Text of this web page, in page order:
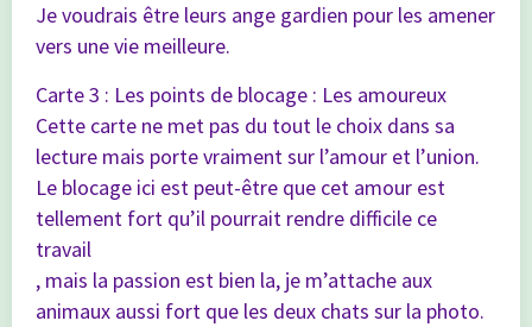
Je voudrais être leurs ange gardien pour les amener
vers une vie meilleure.
Carte 3 : Les points de blocage : Les amoureux
Cette carte ne met pas du tout le choix dans sa
lecture mais porte vraiment sur l’amour et l’union.
Le blocage ici est peut-être que cet amour est
tellement fort qu’il pourrait rendre difficile ce
travail
, mais la passion est bien la, je m’attache aux
animaux aussi fort que les deux chats sur la photo.